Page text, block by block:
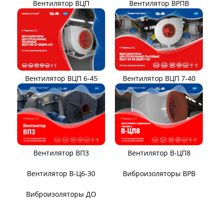
Вентилятор ВЦП Вентилятор ВРПВ
Вентилятор ВЦП 6-45 Вентилятор ВЦП 7-40
Вентилятор ВПЗ Вентилятор В-ЦП8